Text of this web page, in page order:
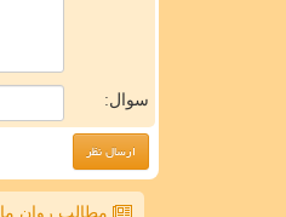
سوال:
مطالب روان ما